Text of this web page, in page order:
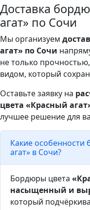
Доставка
агат» по Сочи
Мы организуем
агат» по Сочи
не только
видом, который
Оставьте заявку на
цвета «Красный
лучшее решение для
Какие особенности
агат» в Сочи?
Бордюры цвета
насыщенный и
который